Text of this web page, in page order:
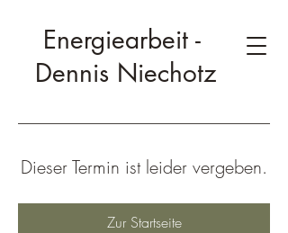
Energiearbeit -
Dennis Niechotz
Dieser Termin ist leider vergeben.
Zur Startseite